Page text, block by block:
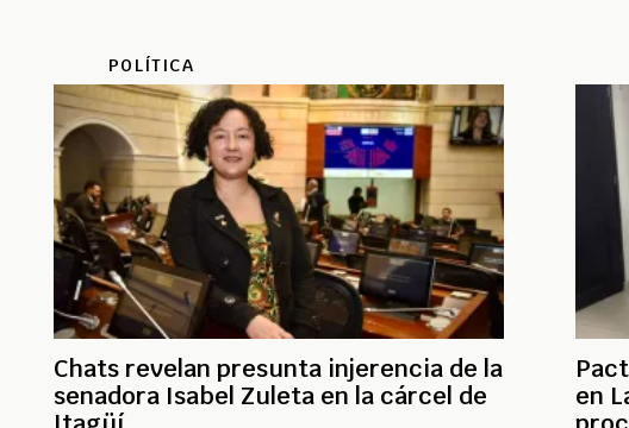
POLÍTICA
Chats revelan presunta injerencia de la
senadora Isabel Zuleta en la cárcel de
en